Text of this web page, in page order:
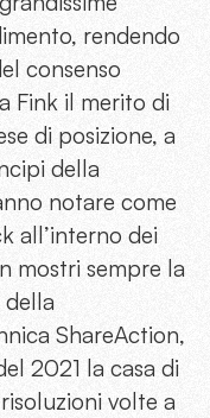
rendendo
consenso
Fink il merito di
di posizione, a
della
notare come
all’interno dei
mostri sempre la
della
ShareAction,
2021 la casa di
volte a